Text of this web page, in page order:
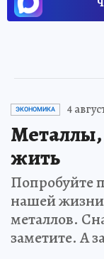
ЭКОНОМИКА 4
Металлы,
жить
Попробуйте
нашей жизни
металлов.
заметите. А